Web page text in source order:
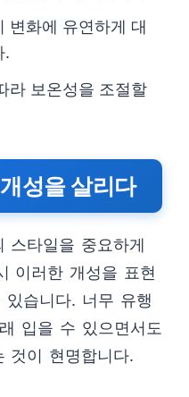
변화에 유연하게 대
.
라 보온성을 조절할
성을 살리다
스타일을 중요하게
이러한 개성을 표현
습니다. 너무 유행
입을 수 있으면서도
것이 현명합니다.